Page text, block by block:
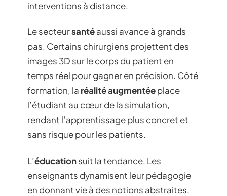
interventions à distance.
Le secteursantéaussi avance à grands
pas. Certains chirurgiens projettent des
images 3D sur le corps du patient en
temps réel pour gagner en précision. Côté
formation, la réalité augmentéeplace
l’étudiant au cœur de la simulation,
rendant l’apprentissage plus concret et
sans risque pour les patients.
L’éducationsuit la tendance. Les
enseignants dynamisent leur pédagogie
en donnant vie à des notions abstraites.